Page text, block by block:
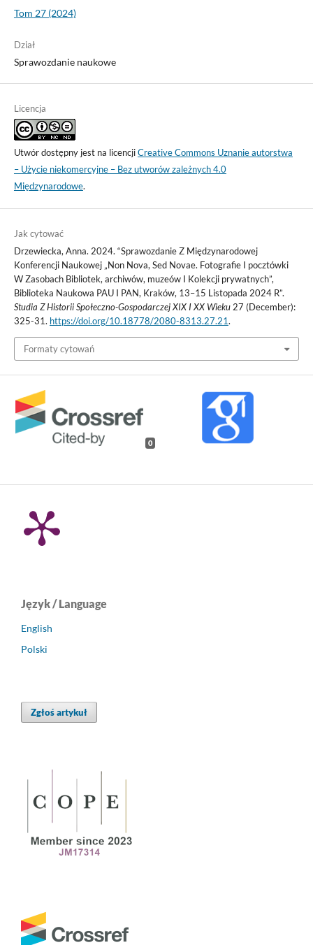
Tom 27 (2024)
Dział
Sprawozdanie naukowe
Licencja
Utwór dostępny jest na licencjiCreative Commons Uznanie autorstwa
– Użycie niekomercyjne – Bez utworów zależnych 4.0
Międzynarodowe.
Jak cytować
Drzewiecka, Anna. 2024. “Sprawozdanie Z Międzynarodowej
Konferencji Naukowej „Non Nova, Sed Novae. Fotografie I pocztówki
W Zasobach Bibliotek, archiwów, muzeów I Kolekcji prywatnych”,
Biblioteka Naukowa PAU I PAN, Kraków, 13–15 Listopada 2024 R”.
Studia Z Historii Społeczno-Gospodarczej XIX I XX Wieku27 (December):
325-31. https://doi.org/10.18778/2080-8313.27.21.
Formaty cytowań
0
Język / Language
English
Polski
Zgłoś artykuł